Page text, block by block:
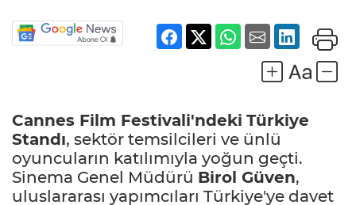
Cannes Film Festivali'ndeki Türkiye
Standı, sektör temsilcileri ve ünlü
oyuncuların katılımıyla yoğun geçti.
Sinema Genel Müdürü Birol Güven,
uluslararası yapımcıları Türkiye'ye davet